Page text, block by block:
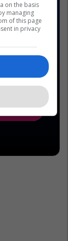
on the basis
managing
of this page
in privacy